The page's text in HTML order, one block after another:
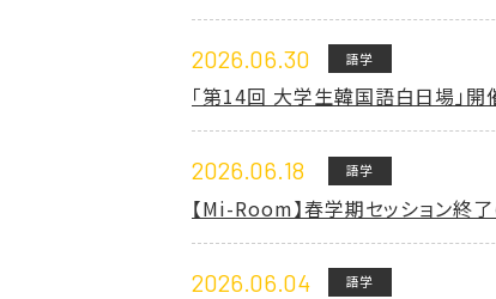
2026.06.30 語学
「第14回 大学生韓国語白日場」開
2026.06.18 語学
【Mi-Room】春学期セッション終
2026.06.04 語学